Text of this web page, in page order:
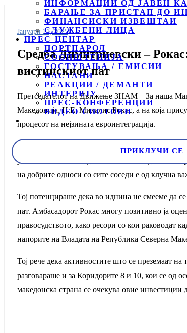
ИНФОРМАЦИИ ОД ЈАВЕН
БАРАЊЕ ЗА ПРИСТАП ДО
ФИНАНСИСКИ ИЗВЕШТАИ
СЛУЖБЕНИ ЛИЦА
ПРЕС ЦЕНТАР
ПОРТПАРОЛ
СООПШТЕНИЈА
ГОСТУВАЊА / ЕМИСИИ
НАСТАНИ
РЕАКЦИИ / ДЕМАНТИ
ИНТЕРВЈУ
ПРЕС-КОНФЕРЕНЦИИ
ВИДЕО СПОТОВИ
ПРИКЛУЧИ СЕ
Јануари 21, 2025
Средба Димитриевски –
вистинскиот пат
Претседателот на Движење ЗНАМ – За наша
Македонија, Н.Е. Михалис Рокас, а на која
процесот на нејзината евроинтеграција.
Претседателот на Движењето ЗНАМ – За наша
уставните измени, односно нивната одложена
на добрите односи со сите соседи е од клучна
Тој потенцираше дека во иднина не смееме да
пат. Амбасадорот Рокас многу позитивно ја
правосудството, како ресори со кои
напорите на Владата на Република Северна
Тој рече дека активностите што се преземаат
разговараше и за Коридорите 8 и 10, кои се од
македонска страна се очекува овие